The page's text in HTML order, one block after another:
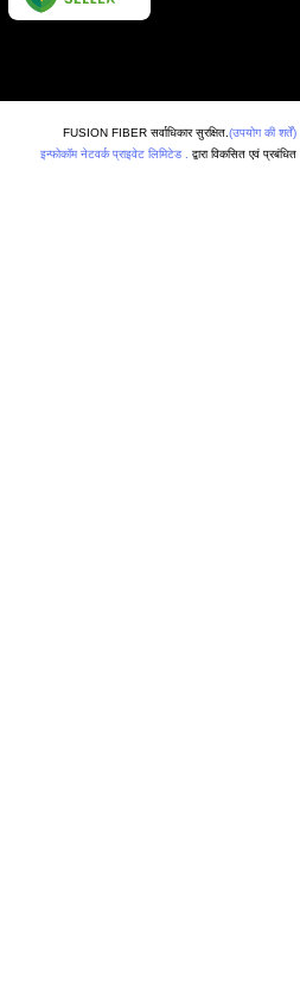
FUSION FIBER सर्वाधिकार सुरक्षित. (उपयोग की शर्तें)
इन्फोकॉम नेटवर्क प्राइवेट लिमिटेड .
द्वारा विकसित एवं प्रबंधित